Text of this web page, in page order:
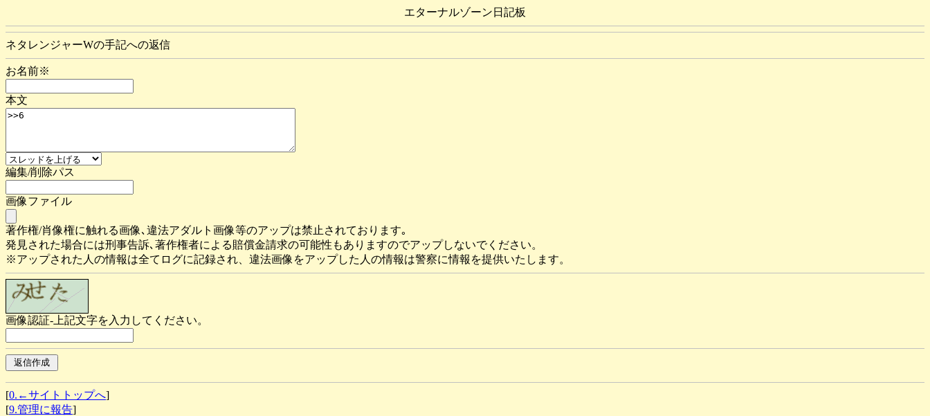
エターナルゾーン日記板
ネタレンジャーWの手記への返信
お名前※
本文
編集/削除パス
画像ファイル
著作権/肖像権に触れる画像､違法アダルト画像等のアップは禁止されております｡
発見された場合には刑事告訴､著作権者による賠償金請求の可能性もありますのでアップしないでください。
※アップされた人の情報は全てログに記録され、違法画像をアップした人の情報は警察に情報を提供いたします。
画像認証-上記文字を入力してください。
[0.←サイトトップへ]
[9.管理に報告]